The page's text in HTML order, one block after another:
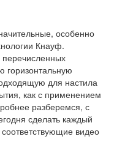
особенно
Кнауф.
перечисленных
горизонтальную
для настила
как с применением
разберемся, с
сделать каждый
видео